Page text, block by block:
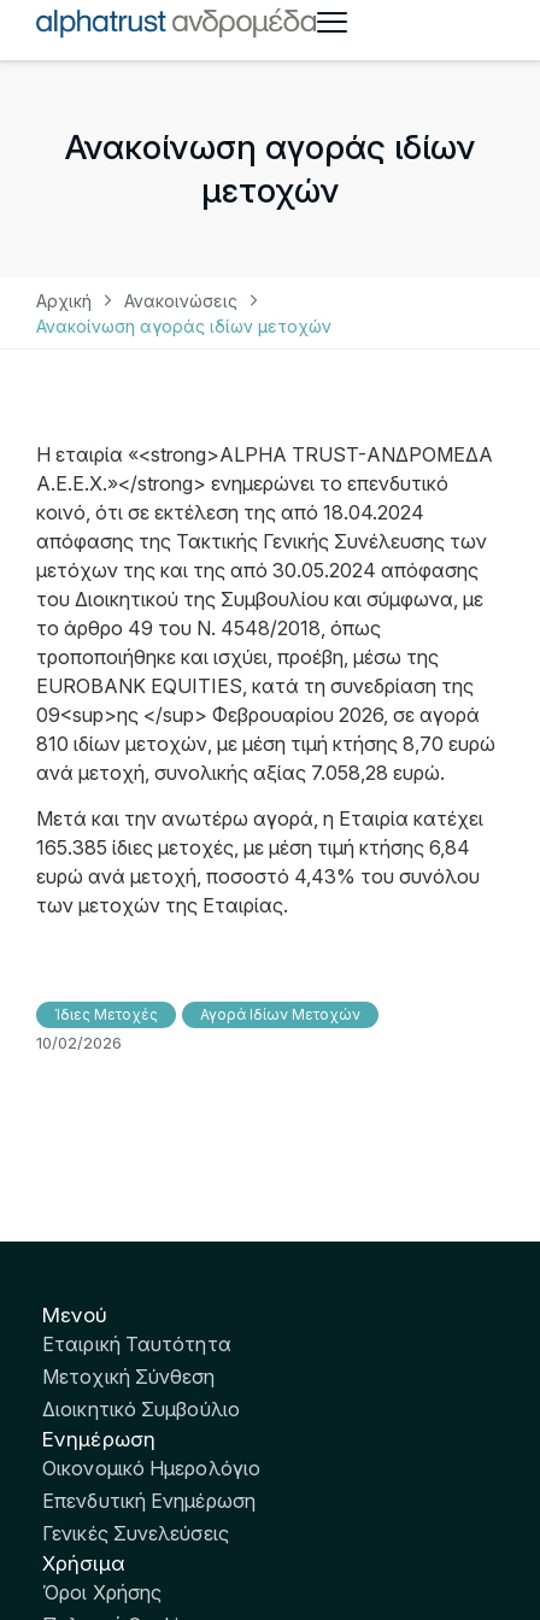
Ανακοίνωση αγοράς ιδίων
μετοχών
Αρχική
Ανακοινώσεις
Ανακοίνωση αγοράς ιδίων μετοχών
Η εταιρία «<strong>ALPHA TRUST-ΑΝΔΡΟΜΕΔΑ
Α.Ε.Ε.Χ.»</strong> ενημερώνει το επενδυτικό
κοινό, ότι σε εκτέλεση της από 18.04.2024
απόφασης της Τακτικής Γενικής Συνέλευσης των
μετόχων της και της από 30.05.2024 απόφασης
του Διοικητικού της Συμβουλίου και σύμφωνα, με
το άρθρο 49 του N. 4548/2018, όπως
τροποποιήθηκε και ισχύει, προέβη, μέσω της
EUROBANK EQUITIES, κατά τη συνεδρίαση της
09<sup>ης </sup> Φεβρουαρίου 2026, σε αγορά
810 ιδίων μετοχών, με μέση τιμή κτήσης 8,70 ευρώ
ανά μετοχή, συνολικής αξίας 7.058,28 ευρώ.
Μετά και την ανωτέρω αγορά, η Εταιρία κατέχει
165.385 ίδιες μετοχές, με μέση τιμή κτήσης 6,84
ευρώ ανά μετοχή, ποσοστό 4,43% του συνόλου
των μετοχών της Εταιρίας.
Ίδιες Μετοχές Αγορά Ιδίων Μετοχών
10/02/2026
Μενού
Εταιρική Ταυτότητα
Μετοχική Σύνθεση
Διοικητικό Συμβούλιο
Ενημέρωση
Οικονομικό Ημερολόγιο
Επενδυτική Ενημέρωση
Γενικές Συνελεύσεις
Χρήσιμα
Όροι Χρήσης